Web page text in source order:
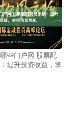
些门户网 股票配
提升投资收益，掌